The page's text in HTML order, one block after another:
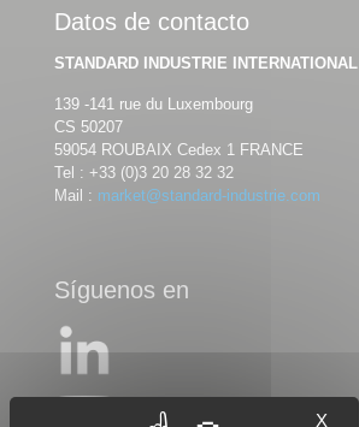
Datos de contacto
STANDARD INDUSTRIE INTERNATIONAL
139 -141 rue du Luxembourg
CS 50207
59054 ROUBAIX Cedex 1 FRANCE
Tel : +33 (0)3 20 28 32 32
Mail : market@standard-industrie.com
Síguenos en
X